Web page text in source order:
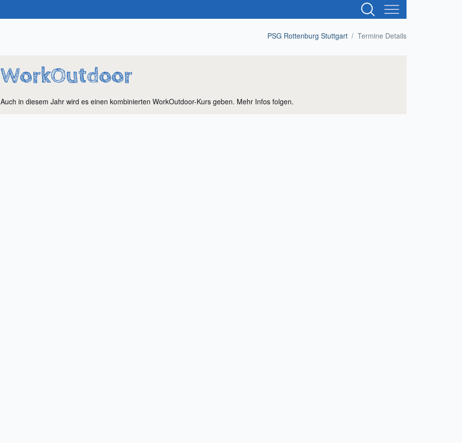
Suchbegriffe
PSG Rottenburg Stuttgart Termine Details
WorkOutdoor
Auch in diesem Jahr wird es einen kombinierten WorkOutdoor-Kurs geben. Mehr Infos folgen.